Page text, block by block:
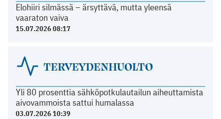
Elohiiri silmässä – ärsyttävä, mutta yleensä
vaaraton vaiva
15.07.2026 08:17
TERVEYDENHUOLTO
Yli 80 prosenttia sähköpotkulautailun aiheuttamista
aivovammoista sattui humalassa
03.07.2026 10:39